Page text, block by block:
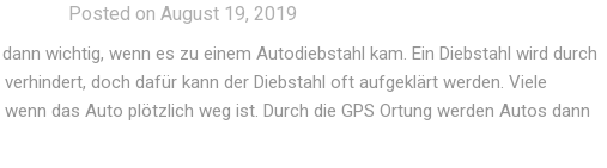
Posted on August 19, 2019
wichtig, wenn es zu einem Autodiebstahl kam. Ein Diebstahl wird durch
doch dafür kann der Diebstahl oft aufgeklärt werden. Viele
das Auto plötzlich weg ist. Durch die GPS Ortung werden Autos dann